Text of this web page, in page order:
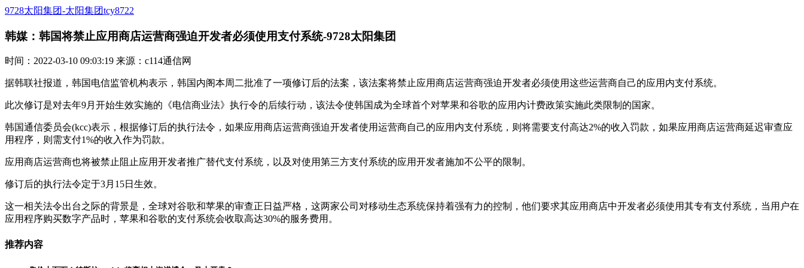
9728太阳集团-太阳集团tcy8722
韩媒：韩国将禁止应用商店运营商强迫开发者必须使用支付系统-9728太阳集团
时间：2022-03-10 09:03:19 来源：c114通信网
据韩联社报道，韩国电信监管机构表示，韩国内阁本周二批准了一项修订后的法案，该法案将禁止应用商店运营商强迫开发者必须使用这些运营商自己的应用内支付系统。
此次修订是对去年9月开始生效实施的《电信商业法》执行令的后续行动，该法令使韩国成为全球首个对苹果和谷歌的应用内计费政策实施此类限制的国家。
韩国通信委员会(kcc)表示，根据修订后的执行法令，如果应用商店运营商强迫开发者使用运营商自己的应用内支付系统，则将需要支付高达2%的收入罚款，如果应用商店运营商延迟审查应
用程序，则需支付1%的收入作为罚款。
应用商店运营商也将被禁止阻止应用开发者推广替代支付系统，以及对使用第三方支付系统的应用开发者施加不公平的限制。
修订后的执行法令定于3月15日生效。
这一相关法令出台之际的背景是，全球对谷歌和苹果的审查正日益严格，这两家公司对移动生态系统保持着强有力的控制，他们要求其应用商店中开发者必须使用其专有支付系统，当用户在
应用程序购买数字产品时，苹果和谷歌的支付系统会收取高达30%的服务费用。
推荐内容